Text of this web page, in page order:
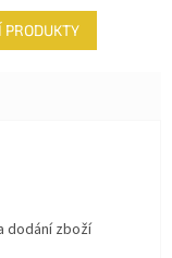
dodání zboží